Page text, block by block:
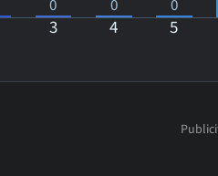
0 0 0
3 4 5